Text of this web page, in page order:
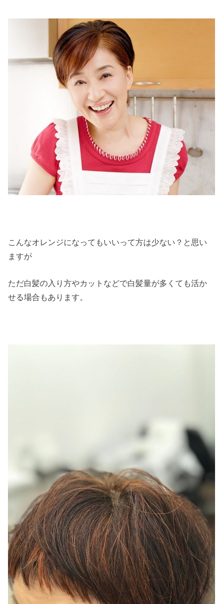
こんなオレンジになってもいいって方は少ない？と思い
ますが
ただ白髪の入り方やカットなどで白髪量が多くても活か
せる場合もあります。